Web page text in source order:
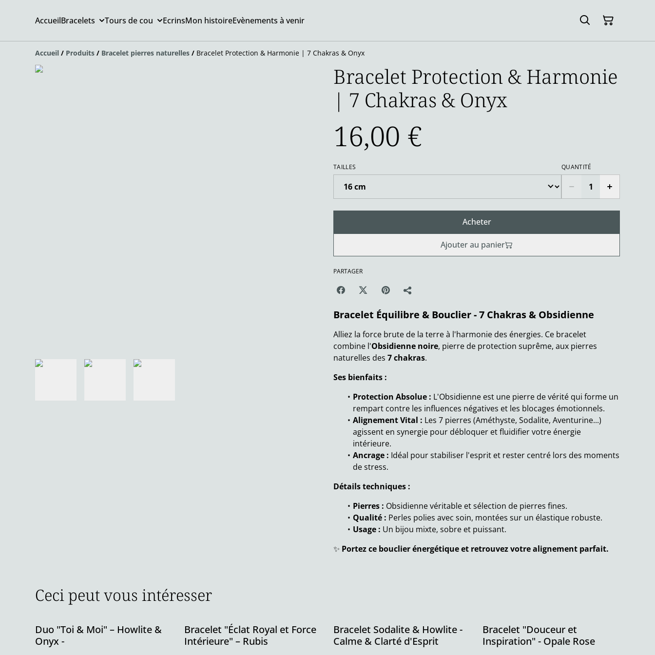
AccueilBracelets Tours de cou EcrinsMon histoireEvènements à venir
Accueil / Produits / Bracelet pierres naturelles / Bracelet Protection & Harmonie | 7 Chakras & Onyx
Bracelet Protection & Harmonie
| 7 Chakras & Onyx
16,00 €
TAILLES QUANTITÉ
Acheter
Ajouter au panier
PARTAGER
Bracelet Équilibre & Bouclier - 7 Chakras & Obsidienne
Alliez la force brute de la terre à l'harmonie des énergies. Ce bracelet
combine l'Obsidienne noire, pierre de protection suprême, aux pierres
naturelles des 7 chakras.
Ses bienfaits :
Protection Absolue : L'Obsidienne est une pierre de vérité qui forme un
rempart contre les influences négatives et les blocages émotionnels.
Alignement Vital : Les 7 pierres (Améthyste, Sodalite, Aventurine...)
agissent en synergie pour débloquer et fluidifier votre énergie
intérieure.
Ancrage : Idéal pour stabiliser l'esprit et rester centré lors des moments
de stress.
Détails techniques :
Pierres : Obsidienne véritable et sélection de pierres fines.
Qualité : Perles polies avec soin, montées sur un élastique robuste.
Usage : Un bijou mixte, sobre et puissant.
✨ Portez ce bouclier énergétique et retrouvez votre alignement parfait.
Ceci peut vous intéresser
Duo "Toi & Moi" – Howlite &
Onyx -
Bracelet "Éclat Royal et Force
Intérieure" – Rubis
Bracelet Sodalite & Howlite -
Calme & Clarté d'Esprit
Bracelet "Douceur et
Inspiration" - Opale Rose